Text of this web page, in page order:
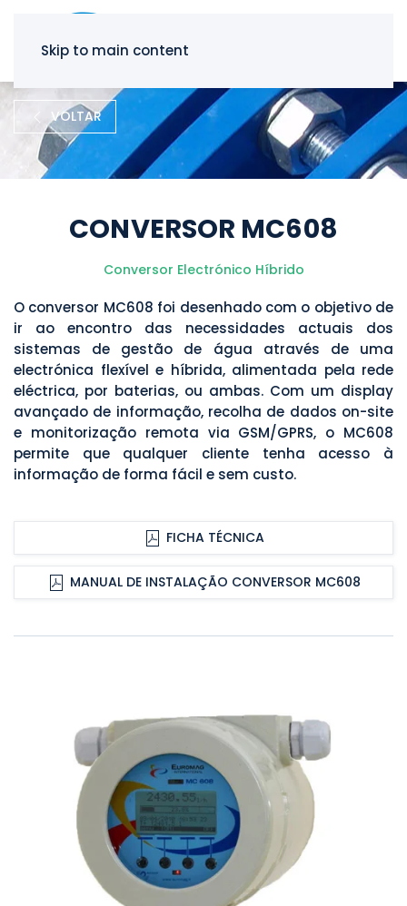
Skip to main content
VOLTAR
CONVERSOR MC608
Conversor Electrónico Híbrido
O conversor MC608 foi desenhado com o objetivo de
ir ao encontro das necessidades actuais dos
sistemas de gestão de água através de uma
electrónica flexível e híbrida, alimentada pela rede
eléctrica, por baterias, ou ambas. Com um display
avançado de informação, recolha de dados on-site
e monitorização remota via GSM/GPRS, o MC608
permite que qualquer cliente tenha acesso à
informação de forma fácil e sem custo.
FICHA TÉCNICA
MANUAL DE INSTALAÇÃO CONVERSOR MC608